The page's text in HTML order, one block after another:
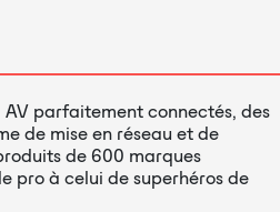
parfaitement connectés, des
de mise en réseau et de
de 600 marques
pro à celui de superhéros de